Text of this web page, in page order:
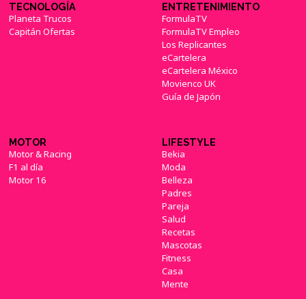
TECNOLOGÍA
Planeta Trucos
Capitán Ofertas
ENTRETENIMIENTO
FormulaTV
FormulaTV Empleo
Los Replicantes
eCartelera
eCartelera México
Movienco UK
Guía de Japón
MOTOR
Motor & Racing
F1 al día
Motor 16
LIFESTYLE
Bekia
Moda
Belleza
Padres
Pareja
Salud
Recetas
Mascotas
Fitness
Casa
Mente